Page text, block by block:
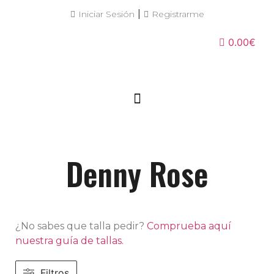
Iniciar Sesión Registrarme
0.00€
Denny Rose
¿No sabes que talla pedir? Comprueba aquí
nuestra guía de tallas.